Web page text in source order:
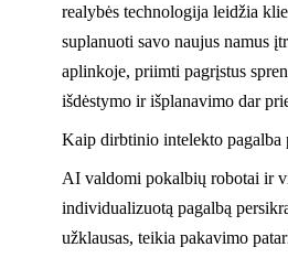
realybės technologija leidžia
suplanuoti savo naujus namus
aplinkoje, priimti pagrįstus
išdėstymo ir išplanavimo dar
Kaip dirbtinio intelekto pagalba
AI valdomi pokalbių robotai ir
individualizuotą pagalbą
užklausas, teikia pakavimo